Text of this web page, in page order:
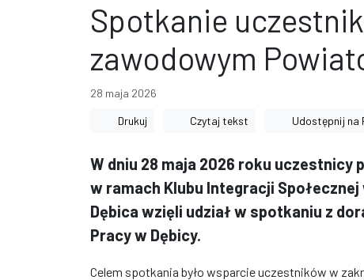
Spotkanie
zawodowym
28 maja 2026
Drukuj Czytaj tekst Udostępnij na
W dniu 28 maja 2026 roku uczestnicy
w ramach Klubu Integracji
Dębica wzięli udział w spotkaniu z
Pracy w Dębicy.
Celem spotkania było wsparcie uczestników w